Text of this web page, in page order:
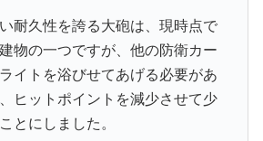
耐久性を誇る大砲は、現時点で
物の一つですが、他の防衛カー
イトを浴びせてあげる必要があ
ヒットポイントを減少させて少
とにしました。